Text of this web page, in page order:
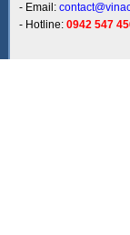
- Email:
- Hotline: 0942 547